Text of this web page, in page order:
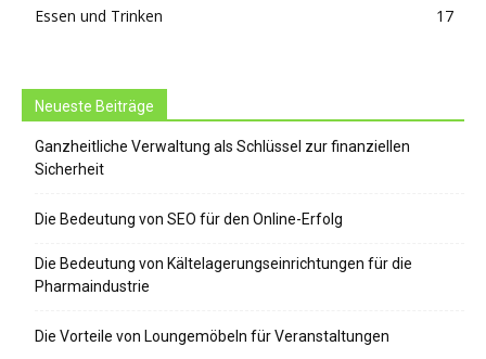
Essen und Trinken
17
Neueste Beiträge
Ganzheitliche Verwaltung als Schlüssel zur finanziellen
Sicherheit
Die Bedeutung von SEO für den Online-Erfolg
Die Bedeutung von Kältelagerungseinrichtungen für die
Pharmaindustrie
Die Vorteile von Loungemöbeln für Veranstaltungen